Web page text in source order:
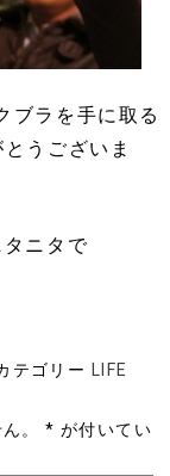
ラを手に取る
ございま
ニタで
テゴリー LIFE
。
* が付いてい